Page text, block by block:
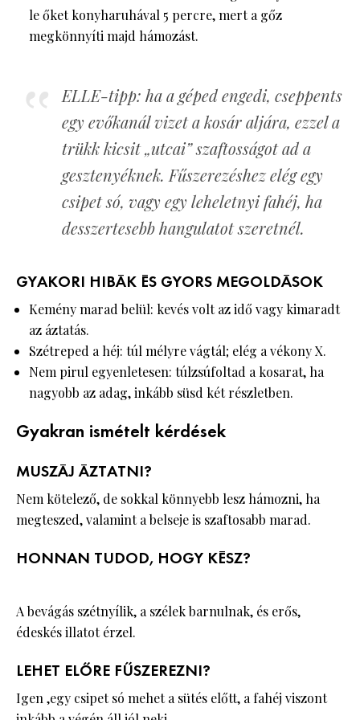
le őket konyharuhával 5 percre, mert a gőz
megkönnyíti majd hámozást.
ELLE-tipp: ha a géped engedi, cseppents
egy evőkanál vizet a kosár aljára, ezzel a
trükk kicsit „utcai” szaftosságot ad a
gesztenyéknek. Fűszerezéshez elég egy
csipet só, vagy egy leheletnyi fahéj, ha
desszertesebb hangulatot szeretnél.
GYAKORI HIBÁK ÉS GYORS MEGOLDÁSOK
Kemény marad belül: kevés volt az idő vagy kimaradt
az áztatás.
Szétreped a héj: túl mélyre vágtál; elég a vékony X.
Nem pirul egyenletesen: túlzsúfoltad a kosarat, ha
nagyobb az adag, inkább süsd két részletben.
Gyakran ismételt kérdések
MUSZÁJ ÁZTATNI?
Nem kötelező, de sokkal könnyebb lesz hámozni, ha
megteszed, valamint a belseje is szaftosabb marad.
HONNAN TUDOD, HOGY KÉSZ?
A bevágás szétnyílik, a szélek barnulnak, és erős,
édeskés illatot érzel.
LEHET ELŐRE FŰSZEREZNI?
Igen ,egy csipet só mehet a sütés előtt, a fahéj viszont